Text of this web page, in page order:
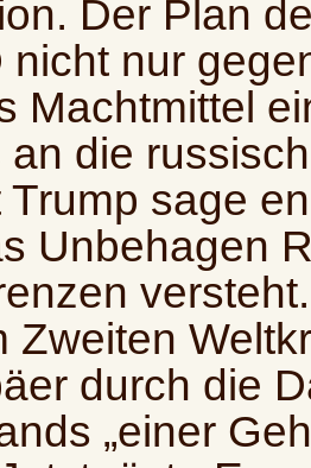
Der Plan
nicht nur
Machtmittel
an die
Trump sage
Unbehagen
Zweiten
durch die
„einer